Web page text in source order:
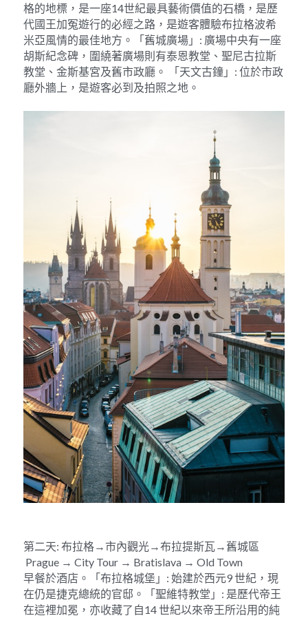
格的地標，是一座14世紀最具藝術價值的石橋，是歷
代國王加冤遊行的必經之路，是遊客體驗布拉格波希
米亞風情的最佳地方。「舊城廣場」: 廣場中央有一座
胡斯紀念碑，圍繞著廣場則有泰恩教堂、聖尼古拉斯
教堂、金斯基宮及舊市政廳。 「天文古鐘」: 位於市政
廳外牆上，是遊客必到及拍照之地。
第二天: 布拉格→市內觀光→布拉提斯瓦→舊城區
Prague → City Tour → Bratislava → Old Town
早餐於酒店。「布拉格城堡」: 始建於西元9 世紀，現
在仍是捷克總統的官邸。「聖維特教堂」: 是歷代帝王
在這裡加冕，亦收藏了自14 世紀以來帝王所沿用的純